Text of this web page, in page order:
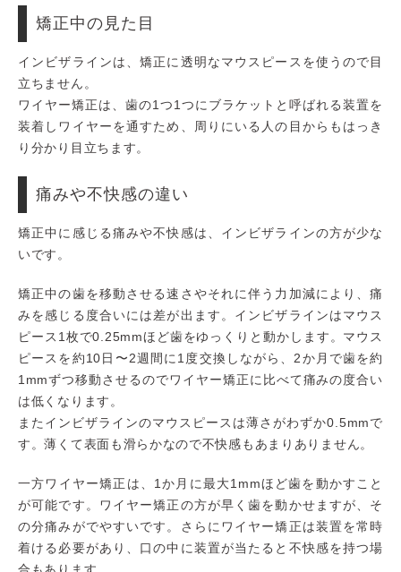
矯正中の見た目
インビザラインは、矯正に透明なマウスピースを使うので目
立ちません。
ワイヤー矯正は、歯の1つ1つにブラケットと呼ばれる装置を
装着しワイヤーを通すため、周りにいる人の目からもはっき
り分かり目立ちます。
痛みや不快感の違い
矯正中に感じる痛みや不快感は、インビザラインの方が少な
いです。
矯正中の歯を移動させる速さやそれに伴う力加減により、痛
みを感じる度合いには差が出ます。インビザラインはマウス
ピース1枚で0.25mmほど歯をゆっくりと動かします。マウス
ピースを約10日〜2週間に1度交換しながら、2か月で歯を約
1mmずつ移動させるのでワイヤー矯正に比べて痛みの度合い
は低くなります。
またインビザラインのマウスピースは薄さがわずか0.5mmで
す。薄くて表面も滑らかなので不快感もあまりありません。
一方ワイヤー矯正は、1か月に最大1mmほど歯を動かすこと
が可能です。ワイヤー矯正の方が早く歯を動かせますが、そ
の分痛みがでやすいです。さらにワイヤー矯正は装置を常時
着ける必要があり、口の中に装置が当たると不快感を持つ場